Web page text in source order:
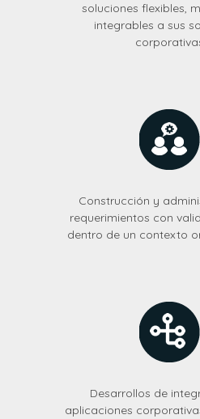
soluciones flexibles,
integrables a sus
Construcción y
requerimientos con
dentro de un contexto
Desarrollos de
aplicaciones